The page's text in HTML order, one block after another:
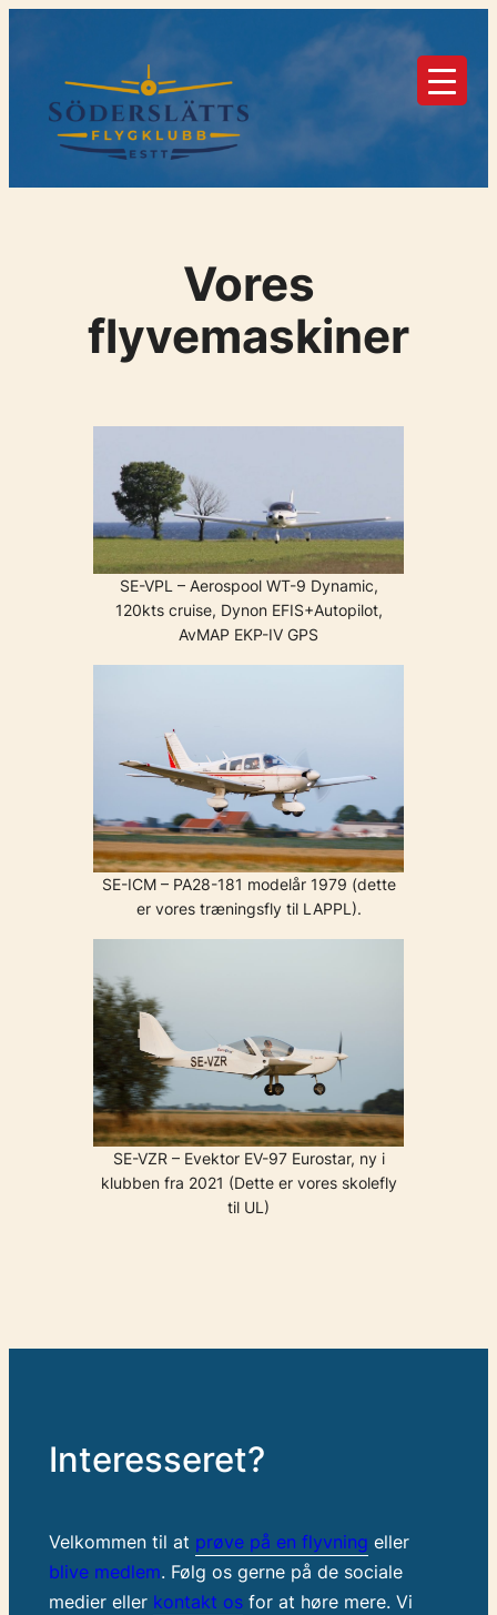
Vores
flyvemaskiner
SE-VPL – Aerospool WT-9 Dynamic,
120kts cruise, Dynon EFIS+Autopilot,
AvMAP EKP-IV GPS
SE-ICM – PA28-181 modelår 1979 (dette
er vores træningsfly til LAPPL).
SE-VZR – Evektor EV-97 Eurostar, ny i
klubben fra 2021 (Dette er vores skolefly
til UL)
Interesseret?
Velkommen til at prøve på en flyvning eller
blive medlem. Følg os gerne på de sociale
medier eller kontakt osfor at høre mere. Vi